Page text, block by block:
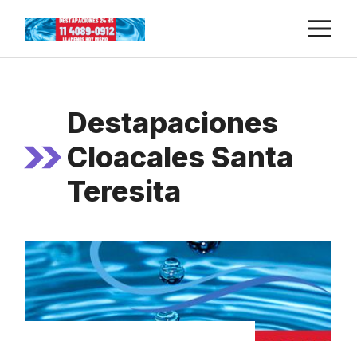
content
Destapaciones
Cloacales Santa
Teresita